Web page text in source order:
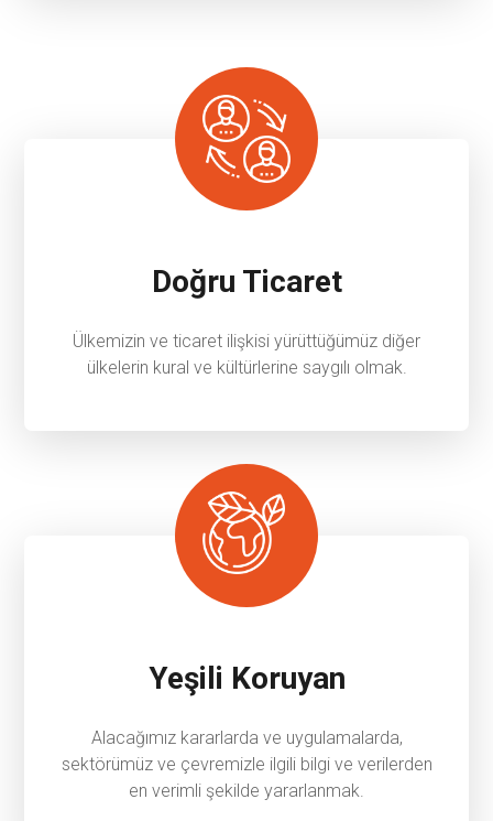
Doğru Ticaret
Ülkemizin ve ticaret ilişkisi yürüttüğümüz diğer
ülkelerin kural ve kültürlerine saygılı olmak.
Yeşili Koruyan
Alacağımız kararlarda ve uygulamalarda,
sektörümüz ve çevremizle ilgili bilgi ve verilerden
en verimli şekilde yararlanmak.